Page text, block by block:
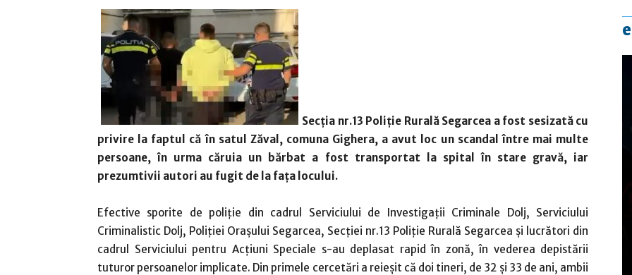
Secţia nr.13 Poliţie Rurală Segarcea a fost sesizată cu
privire la faptul că în satul Zăval, comuna Gighera, a avut loc un scandal între mai multe
persoane, în urma căruia un bărbat a fost transportat la spital în stare gravă, iar
prezumtivii autori au fugit de la fața locului.
Efective sporite de poliție din cadrul Serviciului de Investigații Criminale Dolj, Serviciului
Criminalistic Dolj, Poliției Orașului Segarcea, Secției nr.13 Poliție Rurală Segarcea și lucrători din
cadrul Serviciului pentru Acțiuni Speciale s-au deplasat rapid în zonă, în vederea depistării
tuturor persoanelor implicate. Din primele cercetări a reieșit că doi tineri, de 32 și 33 de ani, ambii